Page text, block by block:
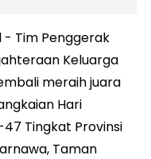
- Tim Penggerak
Keluarga
meraih juara
Hari
47 Tingkat Provinsi
Taman